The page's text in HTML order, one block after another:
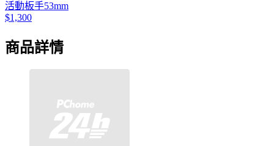
活動板手53mm
$1,300
商品詳情